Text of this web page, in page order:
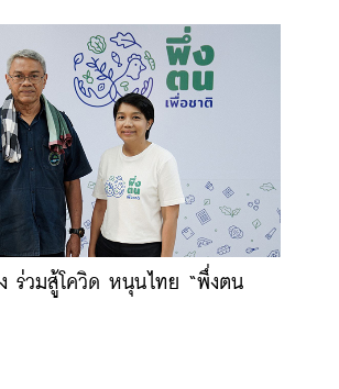
ร่วมสู้โควิด หนุนไทย “พึ่งตน